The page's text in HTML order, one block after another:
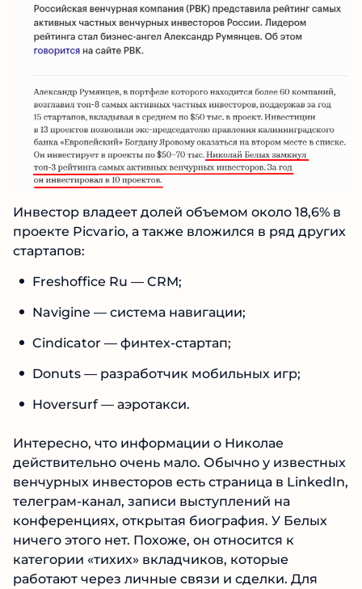
Инвестор владеет долей объемом около 18,6% в
проекте Picvario, а также вложился в ряд других
стартапов:
Freshoffice Ru — CRM;
Navigine — система навигации;
Cindicator — финтех-стартап;
Donuts — разработчик мобильных игр;
Hoversurf — аэротакси.
Интересно, что информации о Николае
действительно очень мало. Обычно у известных
венчурных инвесторов есть страница в LinkedIn,
телеграм-канал, записи выступлений на
конференциях, открытая биография. У Белых
ничего этого нет. Похоже, он относится к
категории «тихих» вкладчиков, которые
работают через личные связи и сделки. Для